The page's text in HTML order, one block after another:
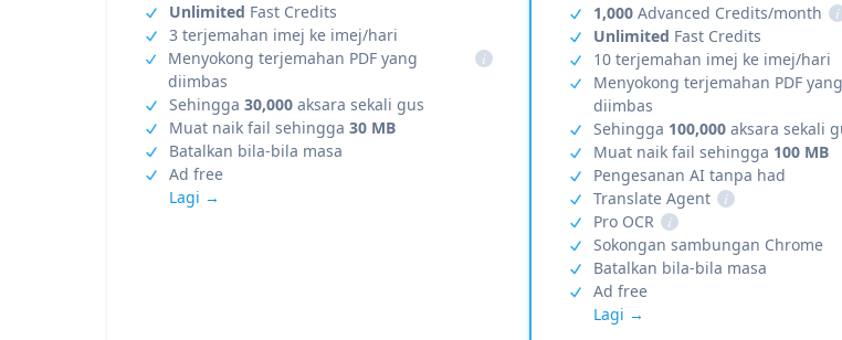
Unlimited Fast Credits
3 terjemahan imej ke imej/hari
Menyokong terjemahan PDF yang
diimbas
i
Sehingga 30,000 aksara sekali gus
Muat naik fail sehingga 30 MB
Batalkan bila-bila masa
Ad free
Lagi →
1,000 Advanced Credits/month
i
Unlimited Fast Credits
10 terjemahan imej ke imej/hari
Menyokong terjemahan PDF yang
diimbas
Sehingga 100,000 aksara sekali
Muat naik fail sehingga 100 MB
Pengesanan AI tanpa had
Translate Agent
i
Pro OCR
i
Sokongan sambungan Chrome
Batalkan bila-bila masa
Ad free
Lagi →